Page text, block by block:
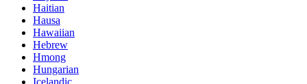
Haitian
Hausa
Hawaiian
Hebrew
Hmong
Hungarian
Icelandic